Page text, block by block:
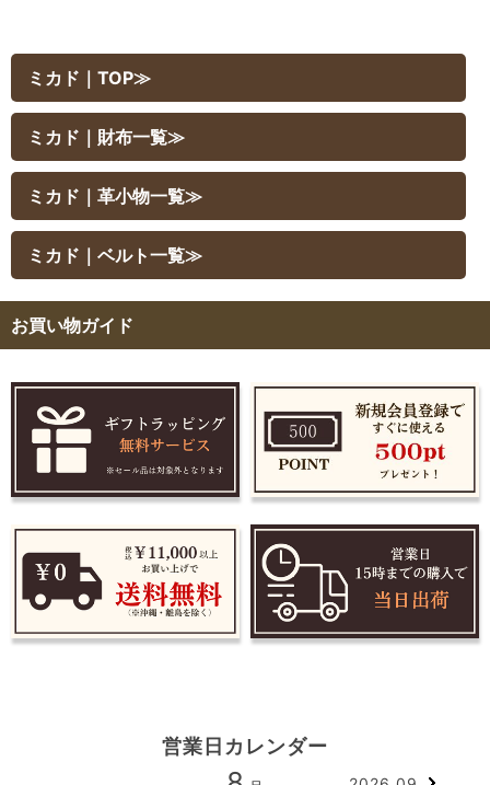
ミカド｜TOP≫
ミカド｜財布一覧≫
ミカド｜革小物一覧≫
ミカド｜ベルト一覧≫
お買い物ガイド
営業日カレンダー